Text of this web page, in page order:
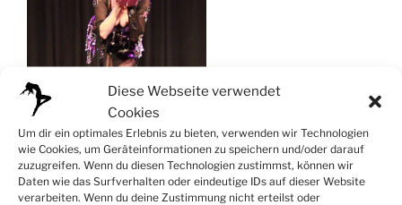
Diese Webseite verwendet
Cookies
Um dir ein optimales Erlebnis zu bieten, verwenden wir Technologien
wie Cookies, um Geräteinformationen zu speichern und/oder darauf
zuzugreifen. Wenn du diesen Technologien zustimmst, können wir
Daten wie das Surfverhalten oder eindeutige IDs auf dieser Website
verarbeiten. Wenn du deine Zustimmung nicht erteilst oder